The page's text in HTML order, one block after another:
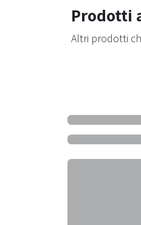
Prodotti
Altri prodotti